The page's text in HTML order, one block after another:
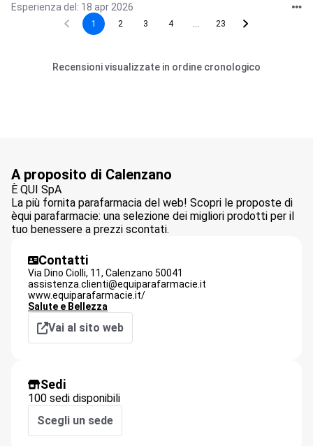
Esperienza del: 18 apr 2026
1 2 3 4 23
Recensioni visualizzate in ordine cronologico
A proposito di Calenzano
È QUI SpA
La più fornita parafarmacia del web! Scopri le proposte di
èqui parafarmacie: una selezione dei migliori prodotti per il
tuo benessere a prezzi scontati.
Contatti
Via Dino Ciolli, 11, Calenzano 50041
assistenza.clienti@equiparafarmacie.it
www.equiparafarmacie.it/
Salute e Bellezza
Vai al sito web
Sedi
100 sedi disponibili
Scegli un sede